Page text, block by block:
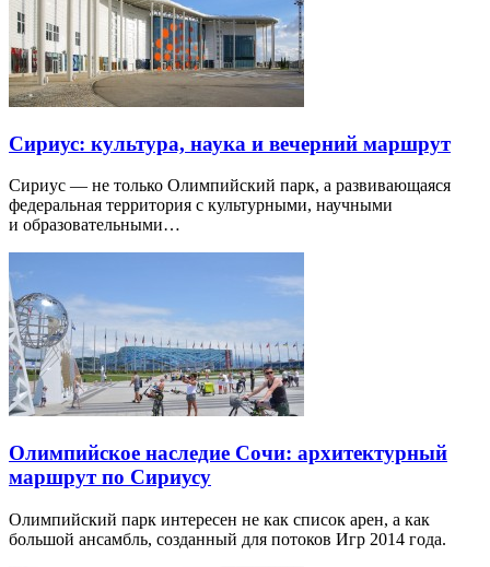
Сириус: культура, наука и вечерний маршрут
Сириус — не только Олимпийский парк, а развивающаяся
федеральная территория с культурными, научными
и образовательными…
Олимпийское наследие Сочи: архитектурный
маршрут по Сириусу
Олимпийский парк интересен не как список арен, а как
большой ансамбль, созданный для потоков Игр 2014 года.